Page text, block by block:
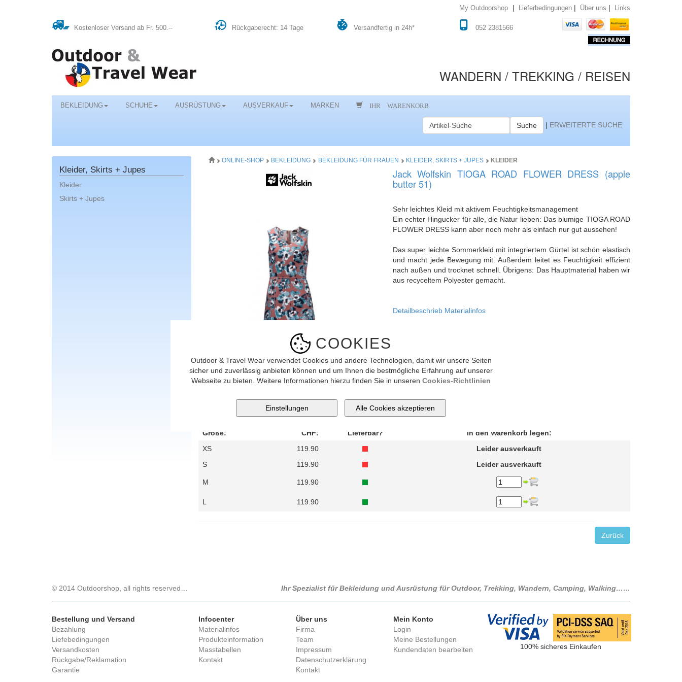
COOKIES
Outdoor & Travel Wear verwendet Cookies und andere Technologien, damit wir unsere Seiten
sicher und zuverlässig anbieten können und um Ihnen die bestmögliche Erfahrung auf unserer
Webseite zu bieten. Weitere Informationen hierzu finden Sie in unseren Cookies-Richtlinien
My Outdoorshop | Lieferbedingungen | Über uns | Links
Kostenloser Versand ab Fr. 500.-- Rückgaberecht: 14 Tage Versandfertig in 24h* 052 2381566
WANDERN / TREKKING / REISEN
BEKLEIDUNG SCHUHE AUSRÜSTUNG AUSVERKAUF MARKEN IHR WARENKORB
Suche | ERWEITERTE SUCHE
Kleider, Skirts + Jupes
Kleider
Skirts + Jupes
ONLINE-SHOP BEKLEIDUNG BEKLEIDUNG FÜR FRAUEN KLEIDER, SKIRTS + JUPES KLEIDER
Bild vergrössern
Jack Wolfskin TIOGA ROAD FLOWER DRESS (apple
butter 51)
Sehr leichtes Kleid mit aktivem Feuchtigkeitsmanagement
Ein echter Hingucker für alle, die Natur lieben: Das blumige TIOGA ROAD
FLOWER DRESS kann aber noch mehr als einfach nur gut aussehen!
Das super leichte Sommerkleid mit integriertem Gürtel ist schön elastisch
und macht jede Bewegung mit. Außerdem leitet es Feuchtigkeit effizient
nach außen und trocknet schnell. Übrigens: Das Hauptmaterial haben wir
aus recyceltem Polyester gemacht.
Detailbeschrieb Materialinfos
Größe:
CHF: Lieferbar?
In den Warenkorb legen:
XS
119.90
Leider ausverkauft
S
119.90 Leider ausverkauft
M 119.90
L 119.90
Zurück
© 2014 Outdoorshop, all rights reserved… Ihr Spezialist für Bekleidung und Ausrüstung für Outdoor, Trekking, Wandern, Camping, Walking……
Bestellung und Versand
Bezahlung
Liefebedingungen
Versandkosten
Rückgabe/Reklamation
Garantie
Infocenter
Materialinfos
Produkteinformation
Masstabellen
Kontakt
Über uns
Firma
Team
Impressum
Datenschutzerklärung
Kontakt
Mein Konto
Login
Meine Bestellungen
Kundendaten bearbeiten
100% sicheres Einkaufen